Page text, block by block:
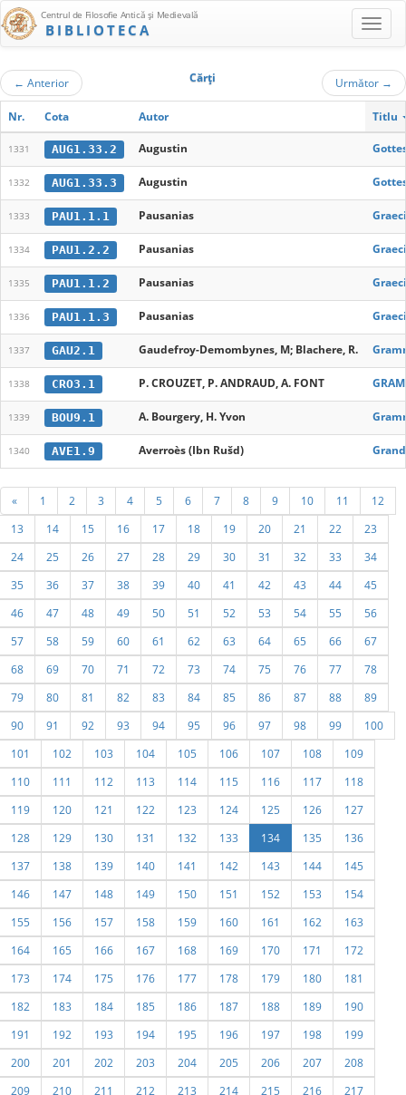
Centrul de Filosofie Antică şi Medievală
BIBLIOTECA
← Anterior Cărţi Următor →
Nr. Cota Autor Titlu
1331 AUG1.33.2 Augustin
1332 AUG1.33.3 Augustin
1333 PAU1.1.1 Pausanias
1334 PAU1.2.2 Pausanias
1335 PAU1.1.2 Pausanias
1336 PAU1.1.3 Pausanias
1337 GAU2.1 Gaudefroy-Demombynes, M; Blachere, R.
1338 CRO3.1 P. CROUZET, P. ANDRAUD, A. FONT
1339 BOU9.1 A. Bourgery, H. Yvon
1340 AVE1.9 Averroès (Ibn Rušd)
« 1 2 3 4 5 6 7 8 9 10 11
12
13
14 15 16 17 18 19 20 21 22
23
24
25 26 27 28 29 30 31 32 33
34
35
36 37 38 39 40 41 42 43 44
45
46
47 48 49 50 51 52 53 54 55
56
57
58 59 60 61 62 63 64 65 66
67
68
69 70 71 72 73 74 75 76 77
78
79
80 81 82 83 84 85 86 87 88
89
90
91 92 93 94 95 96 97 98 99
100
101
102 103 104 105 106 107 108
109
110
111 112 113 114 115 116 117
118
119
120 121 122 123 124 125 126
127
128
129 130 131 132 133 134 135
136
137
138 139 140 141 142 143 144
145
146
147 148 149 150 151 152 153
154
155
156 157 158 159 160 161 162
163
164
165 166 167 168 169 170 171
172
173
174 175 176 177 178 179 180
181
182
183 184 185 186 187 188 189
190
191
192 193 194 195 196 197 198
199
200
201 202 203 204 205 206 207
208
209
210 211 212 213 214 215 216
217